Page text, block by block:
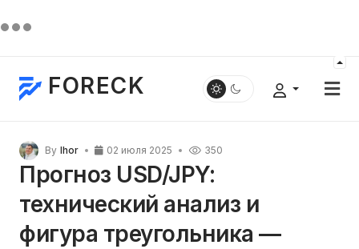
FORECK
By Ihor 02 июля 2025 350
Прогноз USD/JPY:
технический анализ и
фигура треугольника —